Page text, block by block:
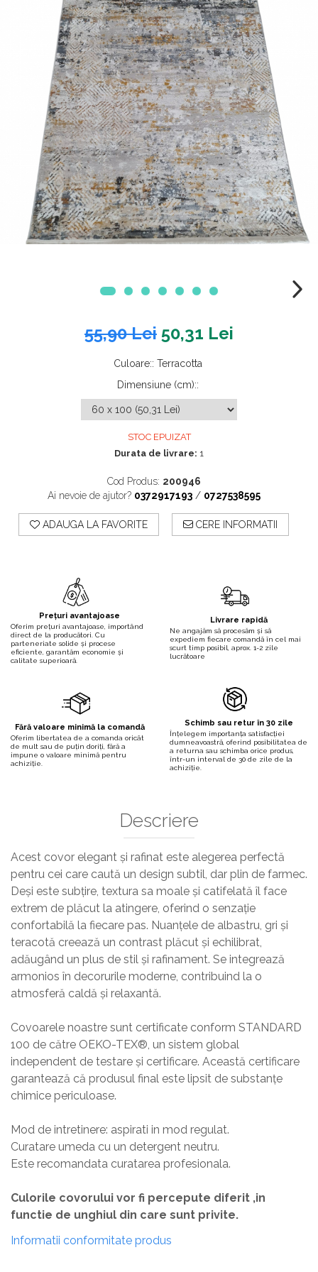
55,90 Lei 50,31 Lei
Culoare:: Terracotta
Dimensiune (cm)::
STOC EPUIZAT
Durata de livrare: 1
Cod Produs: 200946
Ai nevoie de ajutor? 0372917193 / 0727538595
ADAUGA LA FAVORITE CERE INFORMATII
Prețuri avantajoase
Oferim prețuri avantajoase, importând
direct de la producători. Cu
parteneriate solide și procese
eficiente, garantăm economie și
calitate superioară.
Livrare rapidă
Ne angajăm să procesăm și să
expediem fiecare comandă în cel mai
scurt timp posibil, aprox. 1-2 zile
lucrătoare
Fără valoare minimă la comandă
Oferim libertatea de a comanda oricât
de mult sau de puțin doriți, fără a
impune o valoare minimă pentru
achiziție.
Schimb sau retur în 30 zile
Înțelegem importanța satisfacției
dumneavoastră, oferind posibilitatea de
a returna sau schimba orice produs,
într-un interval de 30 de zile de la
achiziție.
Descriere
Acest covor elegant și rafinat este alegerea perfectă
pentru cei care caută un design subtil, dar plin de farmec.
Deși este subțire, textura sa moale și catifelată îl face
extrem de plăcut la atingere, oferind o senzație
confortabilă la fiecare pas. Nuanțele de albastru, gri și
teracotă creează un contrast plăcut și echilibrat,
adăugând un plus de stil și rafinament. Se integrează
armonios în decorurile moderne, contribuind la o
atmosferă caldă și relaxantă.
Covoarele noastre sunt certificate conform STANDARD
100 de către OEKO-TEX®, un sistem global
independent de testare și certificare. Această certificare
garantează că produsul final este lipsit de substanțe
chimice periculoase.
Mod de intretinere: aspirati in mod regulat.
Curatare umeda cu un detergent neutru.
Este recomandata curatarea profesionala.
Culorile covorului vor fi percepute diferit ,in
functie de unghiul din care sunt privite.
Informatii conformitate produs